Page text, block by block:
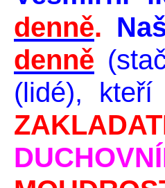
denně.
denně
(lidé), kteří